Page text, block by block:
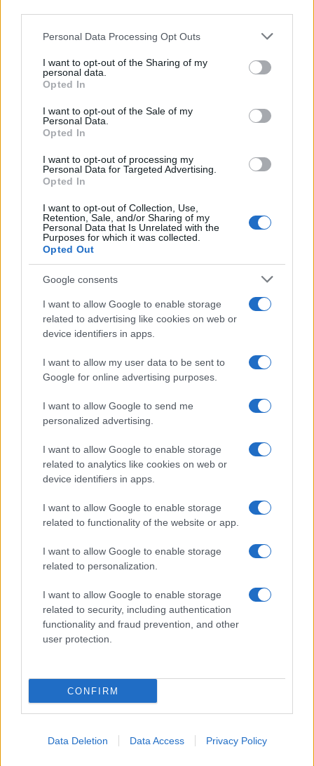
Please note that this website/app uses one or more Google
not limited to your visit or usage behaviour. You may click to
grant or deny consent to Google and its third-party tags to
use your data for below specified purposes in below Google
consent section.
Personal Data Processing Opt Outs
I want to opt-out of the Sharing of my
personal data.
Opted In
I want to opt-out of the Sale of my
Personal Data.
Opted In
I want to opt-out of processing my
Personal Data for Targeted Advertising.
Opted In
I want to opt-out of Collection, Use,
Retention, Sale, and/or Sharing of my
Personal Data that Is Unrelated with the
Purposes for which it was collected.
Opted Out
Google consents
I want to allow Google to enable storage
related to advertising like cookies on web or
device identifiers in apps.
I want to allow my user data to be sent to
Google for online advertising purposes.
I want to allow Google to send me
personalized advertising.
I want to allow Google to enable storage
related to analytics like cookies on web or
device identifiers in apps.
I want to allow Google to enable storage
related to functionality of the website or app.
I want to allow Google to enable storage
related to personalization.
I want to allow Google to enable storage
related to security, including authentication
functionality and fraud prevention, and other
user protection.
CONFIRM
Data Deletion Data Access Privacy Policy
Italia, cultura e soft power: come valorizzare il nostro
patrimonio
Camilla Fiore · 7 Ago 2026
LIFESTYLE
Mostre di moda 2026: Franco Moschino a Forte di
Bard e gli eventi imperdibili in Italia
LIFESTYLE
Le nuove Havaianas Kitten Heel debuttano a
Matteo Pellegrino · 7 Ago 2026